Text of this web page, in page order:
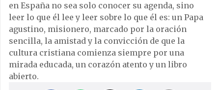
en España no sea solo conocer su agenda, sino
leer lo que él lee y leer sobre lo que él es: un Papa
agustino, misionero, marcado por la oración
sencilla, la amistad y la convicción de que la
cultura cristiana comienza siempre por una
mirada educada, un corazón atento y un libro
abierto.